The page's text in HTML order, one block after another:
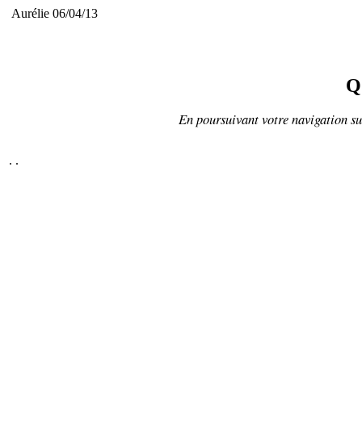
Aurélie 06/04/13
En poursuivant votre navigation
. .